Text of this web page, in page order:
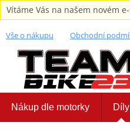
Vítáme Vás na našem novém
Vše o nákupu Obchodní
Nákup dle motorky Díly